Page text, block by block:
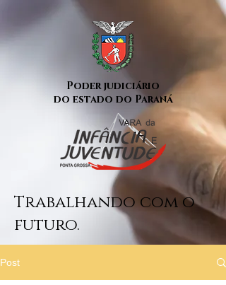
Poder judiciário
do estado do Paraná
Trabalhando com o
futuro.
Post